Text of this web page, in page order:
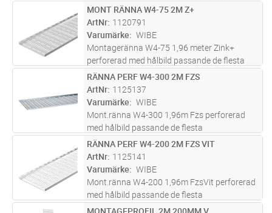
ST Lägg i kundvagn
MONT RÄNNA W4-75 2M Z+
ArtNr 1120791
Varumärke
WIBE
Montageränna W4-75 1,96 meter Zink+
perforerad med hålbild passande de flesta
klamringsmetoder.
ST Lägg i kundvagn
RÄNNA PERF W4-300 2M FZS
ArtNr 1125137
Varumärke
WIBE
Mont.ränna W4-300 1,96m Fzs perforerad
med hålbild passande de flesta
klamringsmetoder
ST Lägg i kundvagn
RÄNNA PERF W4-200 2M FZS VIT
ArtNr 1125141
Varumärke
WIBE
Mont.ränna W4-200 1,96m FzsVit perforerad
med hålbild passande de flesta
klamringsmetoder